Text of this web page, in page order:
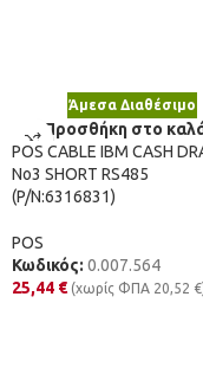
Άμεσα Διαθέσιμο
Προσθήκη στο
POS CABLE IBM CASH
No3 SHORT RS485
(P/N:6316831)
POS
Κωδικός: 0.007.564
25,44 € (χωρίς ΦΠΑ 20,52 €